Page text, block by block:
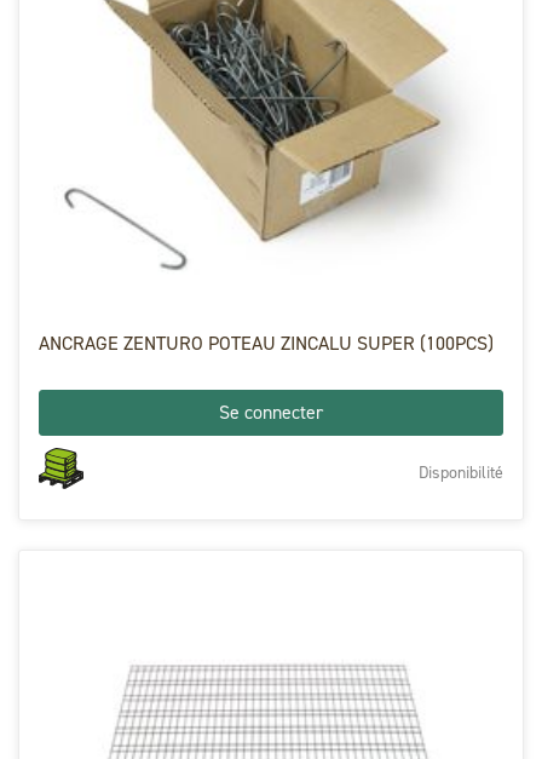
ANCRAGE ZENTURO POTEAU ZINCALU SUPER (100PCS)
Se connecter
Disponibilité